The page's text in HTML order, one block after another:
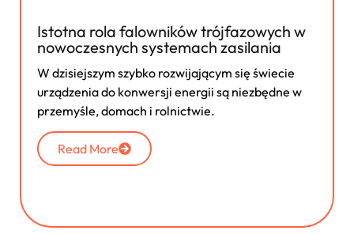
Istotna rola falowników trójfazowych w
nowoczesnych systemach zasilania
W dzisiejszym szybko rozwijającym się świecie
urządzenia do konwersji energii są niezbędne w
przemyśle, domach i rolnictwie.
Read More